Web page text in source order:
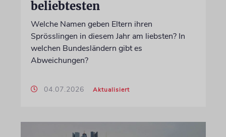
beliebtesten
Welche Namen geben Eltern ihren
Sprösslingen in diesem Jahr am liebsten? In
welchen Bundesländern gibt es
Abweichungen?
04.07.2026 Aktualisiert